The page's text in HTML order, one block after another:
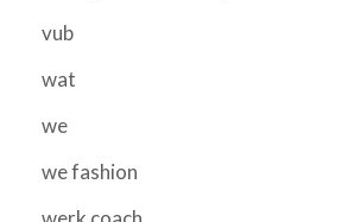
vub
wat
we
we fashion